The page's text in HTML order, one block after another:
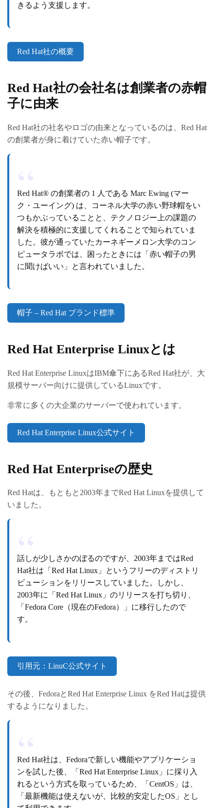
きるよう支援します。
Red Hat社の概要
Red Hat社の会社名は創業者の赤帽
子に由来
Red Hat社の社名やロゴの由来となっているのは、Red Hat
の創業者が身に着けていた赤い帽子です。
Red Hat® の創業者の 1 人である Marc Ewing (マー
ク・ユーイング) は、コーネル大学の赤い野球帽をい
つもかぶっていることと、テクノロジー上の課題の
解決を積極的に支援してくれることで知られていま
した。彼が通っていたカーネギーメロン大学のコン
ピュータラボでは、困ったときには「赤い帽子の男
に聞けばいい」と言われていました。
帽子 – Red Hat ブランド標準
Red Hat Enterprise Linuxとは
Red Hat Enterprise LinuxはIBM傘下にあるRed Hat社が、大
規模サーバー向けに提供しているLinuxです。
非常に多くの大企業のサーバーで使われています。
Red Hat Enterprise Linux公式サイト
Red Hat Enterpriseの歴史
Red Hatは、もともと2003年までRed Hat Linuxを提供して
いました。
話しが少しさかのぼるのですが、2003年まではRed
Hat社は「Red Hat Linux」というフリーのディストリ
ビューションをリリースしていました。しかし、
2003年に「Red Hat Linux」のリリースを打ち切り、
「Fedora Core（現在のFedora）」に移行したので
す。
引用元：LinuC公式サイト
その後、FedoraとRed Hat Enterprise Linux をRed Hatは提供
するようになりました。
Red Hat社は、Fedoraで新しい機能やアプリケーショ
ンを試した後、「Red Hat Enterprise Linux」に採り入
れるという方式を取っているため、「CentOS」は、
「最新機能は使えないが、比較的安定したOS」とし